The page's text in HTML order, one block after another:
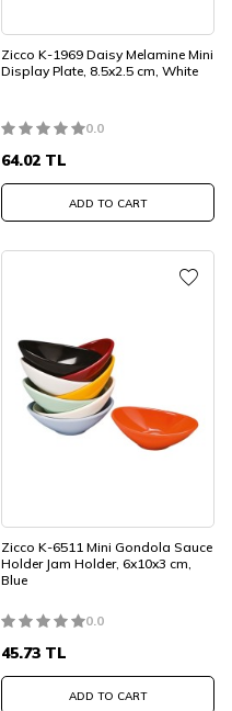
Zicco K-1969 Daisy Melamine Mini
Display Plate, 8.5x2.5 cm, White
0.0
64.02 TL
ADD TO CART
Zicco K-6511 Mini Gondola Sauce
Holder Jam Holder, 6x10x3 cm,
Blue
0.0
45.73 TL
ADD TO CART